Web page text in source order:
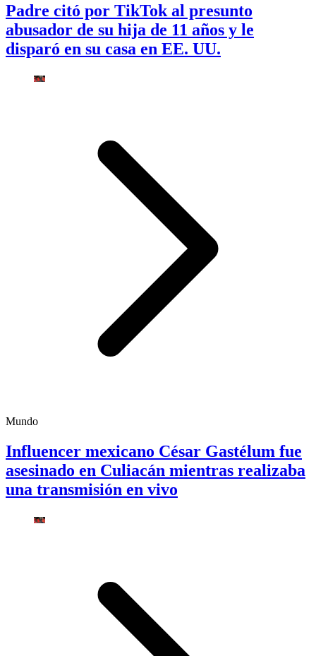
Padre citó por TikTok al presunto
abusador de su hija de 11 años y le
disparó en su casa en EE. UU.
Mundo
Influencer mexicano César Gastélum fue
asesinado en Culiacán mientras realizaba
una transmisión en vivo